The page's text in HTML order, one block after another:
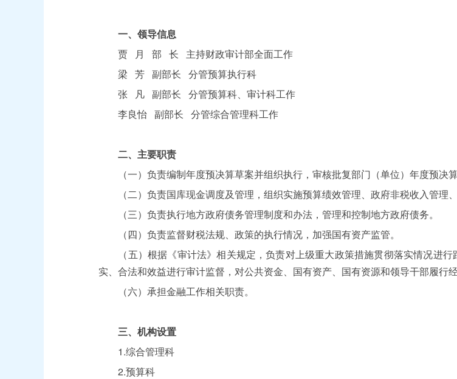
一、领导信息
贾 月 部 长 主持财政审计部全面工作
梁 芳 副部长 分管预算执行科
张 凡 副部长 分管预算科、审计科工作
李良怡 副部长 分管综合管理科工作
二、主要职责
（一）负责编制年度预决算草案并组织执行，审核批复部门（单位）年度预决算
（二）负责国库现金调度及管理，组织实施预算绩效管理、政府非税收入管理、
（三）负责执行地方政府债务管理制度和办法，管理和控制地方政府债务。
（四）负责监督财税法规、政策的执行情况，加强国有资产监管。
（五）根据《审计法》相关规定，负责对上级重大政策措施贯彻落实情况进行
实、合法和效益进行审计监督，对公共资金、国有资产、国有资源和领导干部履行
（六）承担金融工作相关职责。
三、机构设置
1.综合管理科
2.预算科